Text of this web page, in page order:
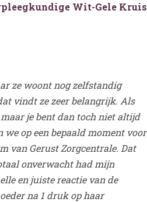
Wit-Gele Kruis
ze woont nog zelfstandig
vindt ze zeer belangrijk. Als
je bent dan toch niet altijd
we op een bepaald moment voor
van Gerust Zorgcentrale. Dat
onverwacht had mijn
en juiste reactie van de
na 1 druk op haar